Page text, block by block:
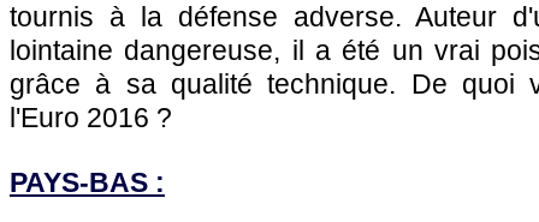
tournis à la défense adverse. Auteur
lointaine dangereuse, il a été un vrai
grâce à sa qualité technique. De quoi
l'Euro 2016 ?
PAYS-BAS :